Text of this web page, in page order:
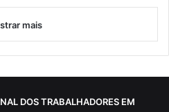
mais
DOS TRABALHADORES EM